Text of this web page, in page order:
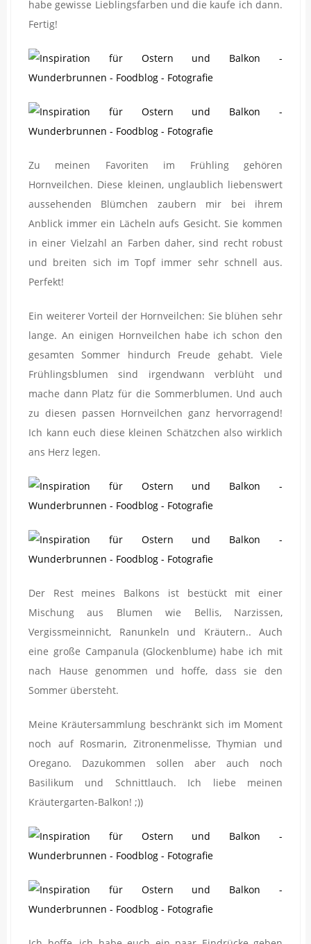
habe gewisse Lieblingsfarben und die kaufe ich dann.
Fertig!
Zu meinen Favoriten im Frühling gehören
Hornveilchen. Diese kleinen, unglaublich liebenswert
aussehenden Blümchen zaubern mir bei ihrem
Anblick immer ein Lächeln aufs Gesicht. Sie kommen
in einer Vielzahl an Farben daher, sind recht robust
und breiten sich im Topf immer sehr schnell aus.
Perfekt!
Ein weiterer Vorteil der Hornveilchen: Sie blühen sehr
lange. An einigen Hornveilchen habe ich schon den
gesamten Sommer hindurch Freude gehabt. Viele
Frühlingsblumen sind irgendwann verblüht und
mache dann Platz für die Sommerblumen. Und auch
zu diesen passen Hornveilchen ganz hervorragend!
Ich kann euch diese kleinen Schätzchen also wirklich
ans Herz legen.
Der Rest meines Balkons ist bestückt mit einer
Mischung aus Blumen wie Bellis, Narzissen,
Vergissmeinnicht, Ranunkeln und Kräutern.. Auch
eine große Campanula (Glockenblume) habe ich mit
nach Hause genommen und hoffe, dass sie den
Sommer übersteht.
Meine Kräutersammlung beschränkt sich im Moment
noch auf Rosmarin, Zitronenmelisse, Thymian und
Oregano. Dazukommen sollen aber auch noch
Basilikum und Schnittlauch. Ich liebe meinen
Kräutergarten-Balkon! ;))